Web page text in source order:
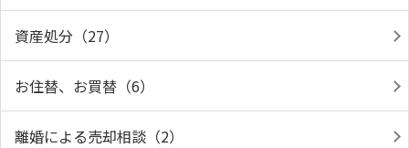
資産処分（27）
お住替、お買替（6）
離婚による売却相談（2）